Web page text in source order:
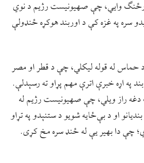
وايي، چې صهيونيست رژيم د نوي
سره په غزه کې د اوربند هوکړه ځنډولې
حماس له قوله ليکلي، چې د قطر او مصر
په اړه خبرې اترې مهم پړاو ته رسېدلې.
راز ويلي، چې صهيونيست رژيم له
او د بې‌ځايه شويو د ستنېدو په تړاو
چې دا بهير يې له ځنډ سره مخ کړی.